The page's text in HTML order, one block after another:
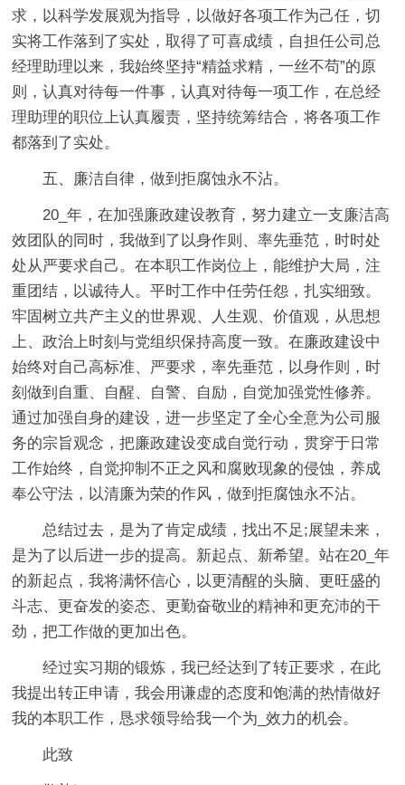
求，以科学发展观为指导，以做好各项工作为己任，切
实将工作落到了实处，取得了可喜成绩，自担任公司总
经理助理以来，我始终坚持“精益求精，一丝不苟”的原
则，认真对待每一件事，认真对待每一项工作，在总经
理助理的职位上认真履责，坚持统筹结合，将各项工作
都落到了实处。
五、廉洁自律，做到拒腐蚀永不沾。
20_年，在加强廉政建设教育，努力建立一支廉洁高
效团队的同时，我做到了以身作则、率先垂范，时时处
处从严要求自己。在本职工作岗位上，能维护大局，注
重团结，以诚待人。平时工作中任劳任怨，扎实细致。
牢固树立共产主义的世界观、人生观、价值观，从思想
上、政治上时刻与党组织保持高度一致。在廉政建设中
始终对自己高标准、严要求，率先垂范，以身作则，时
刻做到自重、自醒、自警、自励，自觉加强党性修养。
通过加强自身的建设，进一步坚定了全心全意为公司服
务的宗旨观念，把廉政建设变成自觉行动，贯穿于日常
工作始终，自觉抑制不正之风和腐败现象的侵蚀，养成
奉公守法，以清廉为荣的作风，做到拒腐蚀永不沾。
总结过去，是为了肯定成绩，找出不足;展望未来，
是为了以后进一步的提高。新起点、新希望。站在20_年
的新起点，我将满怀信心，以更清醒的头脑、更旺盛的
斗志、更奋发的姿态、更勤奋敬业的精神和更充沛的干
劲，把工作做的更加出色。
经过实习期的锻炼，我已经达到了转正要求，在此
我提出转正申请，我会用谦虚的态度和饱满的热情做好
我的本职工作，恳求领导给我一个为_效力的机会。
此致